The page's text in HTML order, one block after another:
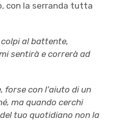
con la serranda tutta
al battente,
sentirà e correrà ad
forse con l’aiuto di un
ma quando cerchi
tuo quotidiano non la